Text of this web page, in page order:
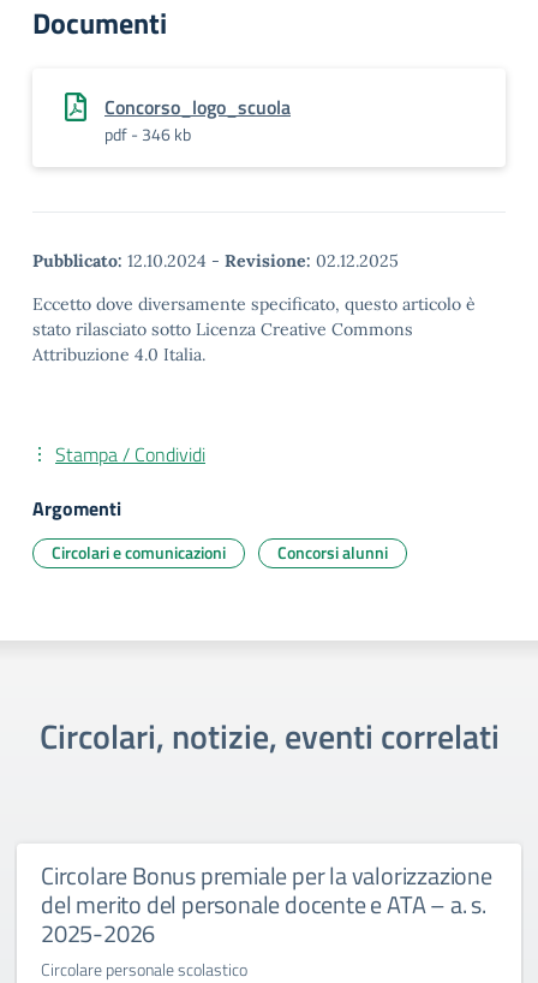
Documenti
Concorso_logo_scuola
pdf - 346 kb
Pubblicato: 12.10.2024 - Revisione: 02.12.2025
Eccetto dove diversamente specificato, questo articolo è
stato rilasciato sotto Licenza Creative Commons
Attribuzione 4.0 Italia.
Stampa / Condividi
Argomenti
Circolari e comunicazioni Concorsi alunni
Circolari, notizie, eventi correlati
Circolare Bonus premiale per la valorizzazione
del merito del personale docente e ATA – a. s.
2025-2026
Circolare personale scolastico